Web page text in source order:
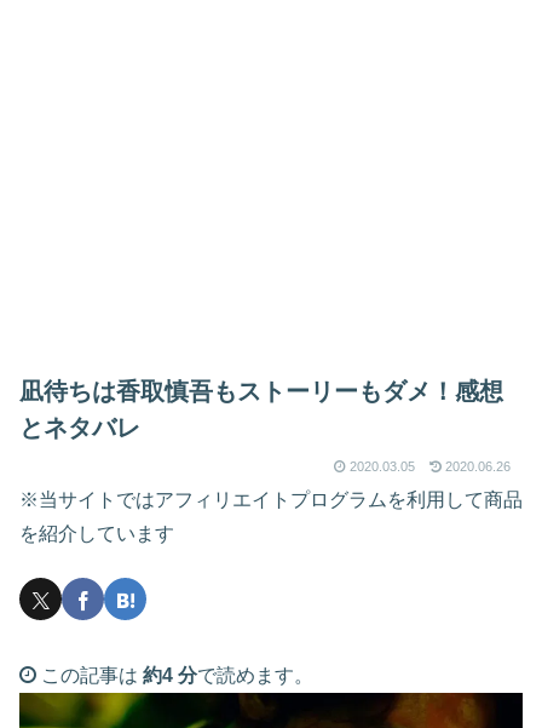
凪待ちは香取慎吾もストーリーもダメ！感想
とネタバレ
2020.03.05 2020.06.26
※当サイトではアフィリエイトプログラムを利用して商品
を紹介しています
この記事は 約4 分で読めます。